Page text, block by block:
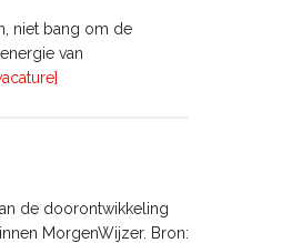
niet bang om de
van
de doorontwikkeling
MorgenWijzer. Bron: